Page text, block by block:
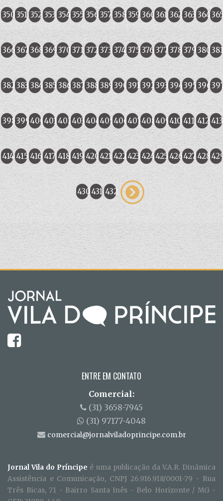
350351 352 353 354355 356357 358359 360361 362 363 364
366367 368369370371 372373 374 375376 377 378379380381
382383 384385 386387388389390391 392393 394395396
398399400401 402403404405406407408409410 411 412 413
414 415 416 417 418 419 420421 422423 424425 426427 428
430431 432
ENTRE EM CONTATO
Comercial:
(31) 3658-7945
(31) 97177-4048
comercial@jornalviladoprincipe.com.br
Jornal Vila do Príncipe é uma publicação da V.A.R. Dinãmica
Assistência e Comunicação, CNPJ 26.916.918/0001-79 - Rua
Três Bicas, 71 - Bairro Santa Inês - Belo Horizonte / MG -